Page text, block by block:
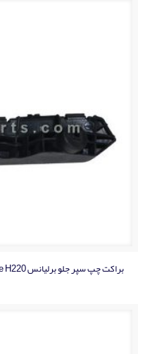
براکت چپ سپر جلو برلیانس Brilliance H220